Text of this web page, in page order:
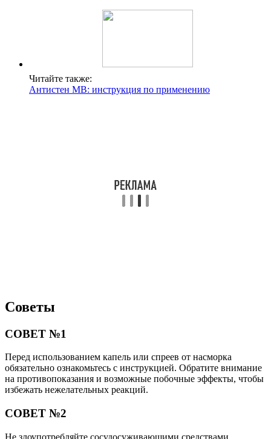
Читайте также:
Антистен МВ: инструкция по применению
Советы
СОВЕТ №1
Перед использованием капель или спреев от насморка
обязательно ознакомьтесь с инструкцией. Обратите внимание
на противопоказания и возможные побочные эффекты, чтобы
избежать нежелательных реакций.
СОВЕТ №2
Не злоупотребляйте сосудосуживающими средствами.